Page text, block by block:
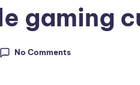
gaming
No Comments